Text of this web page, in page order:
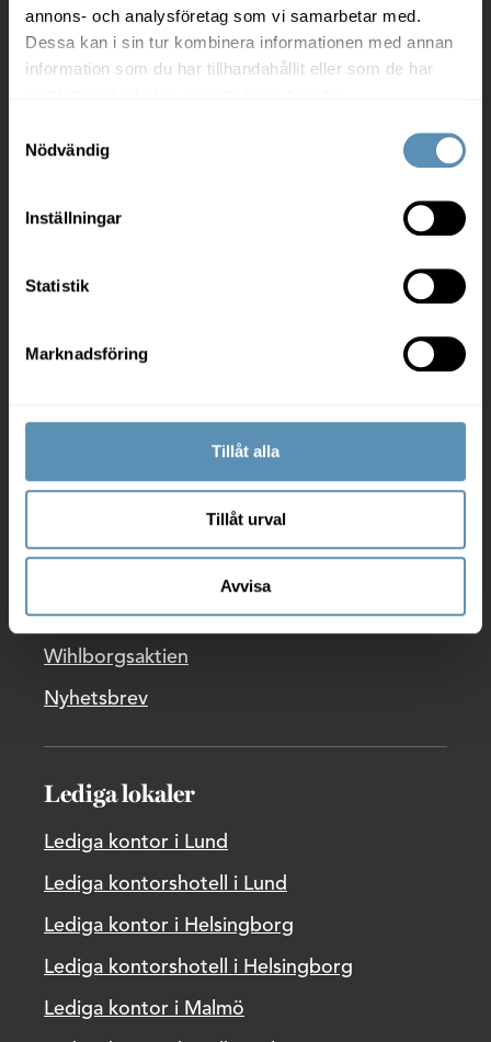
annons- och analysföretag som vi samarbetar med.
Dessa kan i sin tur kombinera informationen med annan
information som du har tillhandahållit eller som de har
Nödvändig
Inställningar
Statistik
Marknadsföring
Tillåt alla
Tillåt urval
Avvisa
Fler kontaktuppgifter
Felanmälan
För leverantörer
Jobba hos oss
Rapporter
Wihlborgsaktien
Nyhetsbrev
Lediga lokaler
Lediga kontor i Lund
Lediga kontorshotell i Lund
Lediga kontor i Helsingborg
Lediga kontorshotell i Helsingborg
Lediga kontor i Malmö